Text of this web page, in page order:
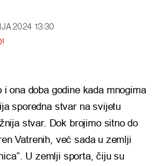
2024 13:30
i ona doba godine kada mnogima
sporedna stvar na svijetu
stvar. Dok brojimo sitno do
Vatrenih, već sada u zemlji
U zemlji sporta, čiju su